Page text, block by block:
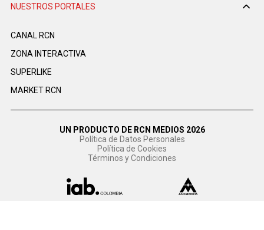
NUESTROS PORTALES
CANAL RCN
ZONA INTERACTIVA
SUPERLIKE
MARKET RCN
UN PRODUCTO DE RCN MEDIOS 2026
Política de Datos Personales
Política de Cookies
Términos y Condiciones